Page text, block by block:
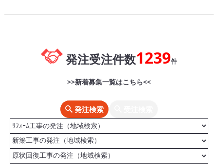
発注受注件数1239件
>>新着募集一覧はこちら<<
発注検索